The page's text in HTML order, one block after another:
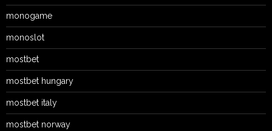
monogame
monoslot
mostbet
mostbet hungary
mostbet italy
mostbet norway